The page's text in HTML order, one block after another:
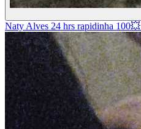
Naty Alves 24 hrs rapidinha 100💥